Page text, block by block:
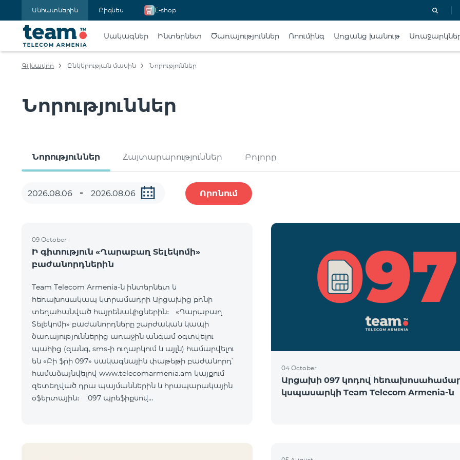
Անհատներին Բիզնես E-shop
Սակագներ Ինտերնետ Ծառայություններ Ռոումինգ Առցանց խանութ
Գլխավոր Ընկերության մասին Նորություններ
Նորություններ
Նորություններ Հայտարարություններ Բոլորը
Որոնում
09 October
Ի գիտություն «Ղարաբաղ Տելեկոմի»
բաժանորդներին
Team Telecom Armenia-ն ինտերնետ և
հեռախոսակապ կտրամադրի Արցախից բռնի
տեղահանված հայրենակիցներին։ «Ղարաբաղ
Տելեկոմի» բաժանորդները շարժական կապի
ծառայություններից առաջին անգամ օգտվելու
պահից (զանգ, sms-ի ուղարկում և այլն) համարվելու
են «Բի ֆրի 097» սակագնային փաթեթի բաժանորդ՝
համաձայնվելով www.telecomarmenia.am կայքում
զետեղված դրա պայմաններին և հրապարակային
օֆերտային։ 097 պրեֆիքսով
04 October
Արցախի 097 կոդով
կսպասարկի Team Telecom Armenia-ն